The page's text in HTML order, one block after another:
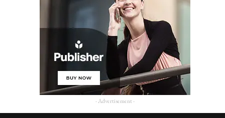
- Advertisement -